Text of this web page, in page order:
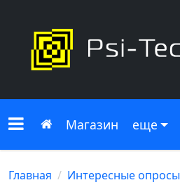
Меню сайта
Главная
Магазин еще
Главная Интересные опросы